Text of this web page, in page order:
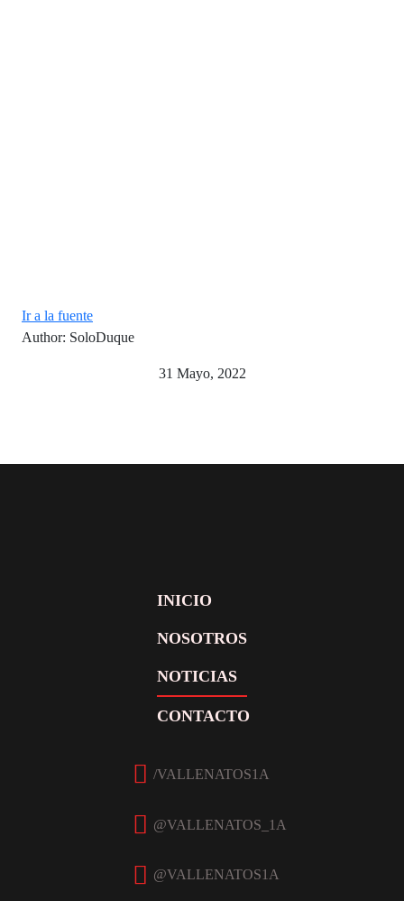
Ir a la fuente
Author: SoloDuque
31 Mayo, 2022
INICIO
NOSOTROS
NOTICIAS
CONTACTO